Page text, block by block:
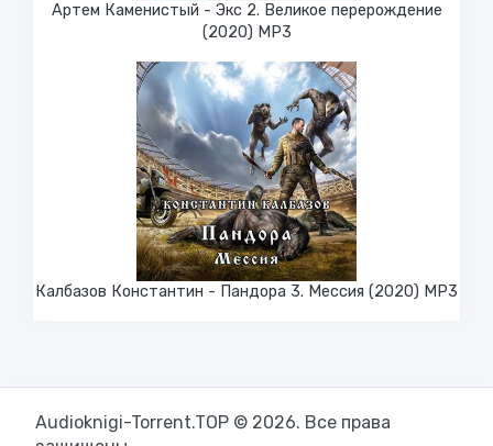
Артем Каменистый - Экс 2. Великое перерождение
(2020) МР3
Калбазов Константин - Пандора 3. Мессия (2020) MP3
Audioknigi-Torrent.TOP © 2026. Все права